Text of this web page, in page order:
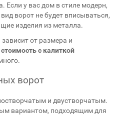
Если у вас дом в стиле модерн,
ворот не будет вписываться,
изделия из металла.
от размера и
стоимостьс калиткой
ворот
и двустворчатым.
вариантом, подходящим для